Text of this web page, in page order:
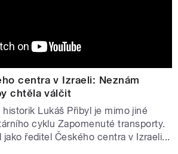
centra v Izraeli: Neznám
chtěla válčit
historik Lukáš Přibyl je mimo jiné
cyklu Zapomenuté transporty.
jako ředitel Českého centra v Izraeli...